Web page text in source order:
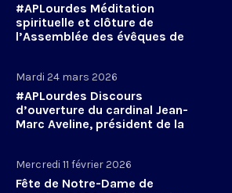
#APLourdes Méditation
spirituelle et clôture de
l’Assemblée des évêques de
Mardi 24 mars 2026
#APLourdes Discours
d’ouverture du cardinal Jean-
Marc Aveline, président de la
Mercredi 11 février 2026
Fête de Notre-Dame de